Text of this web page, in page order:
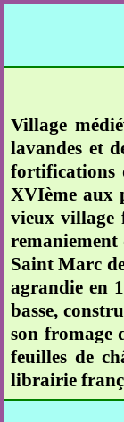
Village
lavandes et
fortifications
XVIème aux
vieux village
remaniement
Saint Marc
agrandie en
basse,
son fromage
feuilles de
librairie